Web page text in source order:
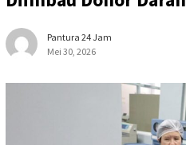
Pantura 24 Jam
Mei 30, 2026